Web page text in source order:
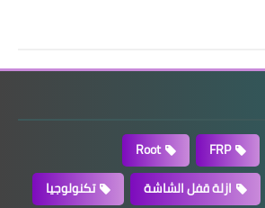
FRP
Root
ازلة قفل الشاشة
تكنولوجيا